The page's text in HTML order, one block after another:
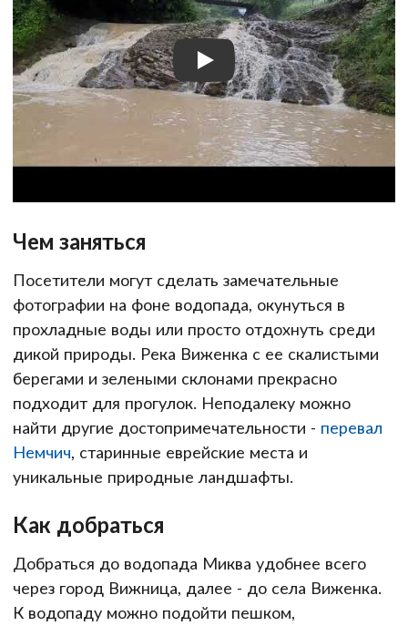
Чем заняться
Посетители могут сделать замечательные
фотографии на фоне водопада, окунуться в
прохладные воды или просто отдохнуть среди
дикой природы. Река Виженка с ее скалистыми
берегами и зелеными склонами прекрасно
подходит для прогулок. Неподалеку можно
найти другие достопримечательности - перевал
Немчич, старинные еврейские места и
уникальные природные ландшафты.
Как добраться
Добраться до водопада Миква удобнее всего
через город Вижница, далее - до села Виженка.
К водопаду можно подойти пешком,